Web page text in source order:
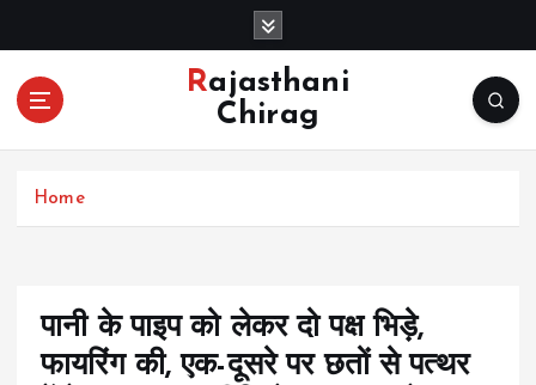
o
Rajasthani
Chirag
Home
पानी के पाइप को लेकर दो पक्ष भिड़े,
फायरिंग की, एक-दूसरे पर छतों से पत्थर